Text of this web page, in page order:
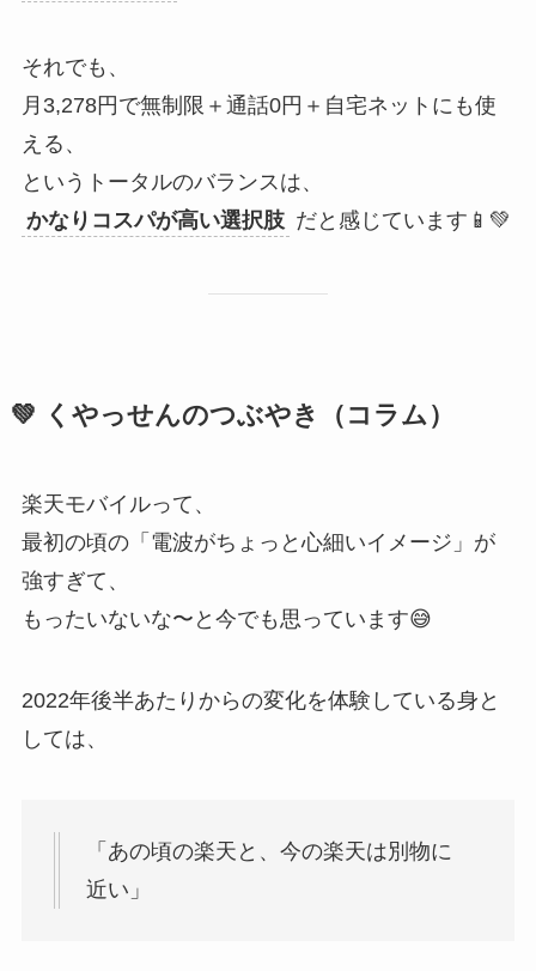
それでも、
月3,278円で無制限＋通話0円＋自宅ネットにも使
える、
というトータルのバランスは、
かなりコスパが高い選択肢 だと感じています📱💚
💚 くやっせんのつぶやき（コラム）
楽天モバイルって、
最初の頃の「電波がちょっと心細いイメージ」が
強すぎて、
もったいないな〜と今でも思っています😅
2022年後半あたりからの変化を体験している身と
しては、
「あの頃の楽天と、今の楽天は別物に
近い」